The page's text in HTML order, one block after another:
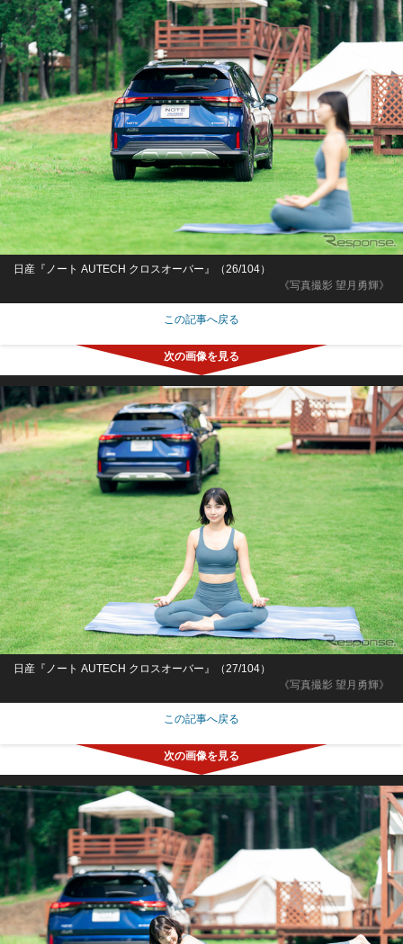
《写真撮影 望月勇輝》
日産『ノート AUTECH クロスオーバー』（26/104）
この記事へ戻る
《写真撮影 望月勇輝》
日産『ノート AUTECH クロスオーバー』（27/104）
この記事へ戻る